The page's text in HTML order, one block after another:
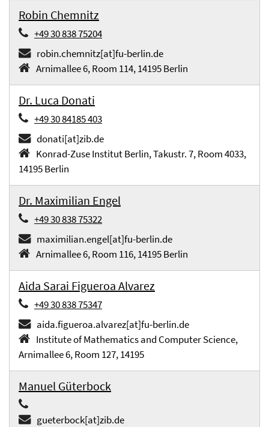
Robin Chemnitz
+49 30 838 75204
robin.chemnitz[at]fu-berlin.de
Arnimallee 6, Room 114, 14195 Berlin
Dr. Luca Donati
+49 30 84185 403
donati[at]zib.de
Konrad-Zuse Institut Berlin, Takustr. 7, Room 4033,
14195 Berlin
Dr. Maximilian Engel
+49 30 838 75322
maximilian.engel[at]fu-berlin.de
Arnimallee 6, Room 116, 14195 Berlin
Aida Sarai Figueroa Alvarez
+49 30 838 75347
aida.figueroa.alvarez[at]fu-berlin.de
Institute of Mathematics and Computer Science,
Arnimallee 6, Room 127, 14195
Manuel Güterbock
gueterbock[at]zib.de